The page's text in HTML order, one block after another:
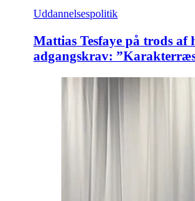
Uddannelsespolitik
Mattias Tesfaye på trods af
adgangskrav: